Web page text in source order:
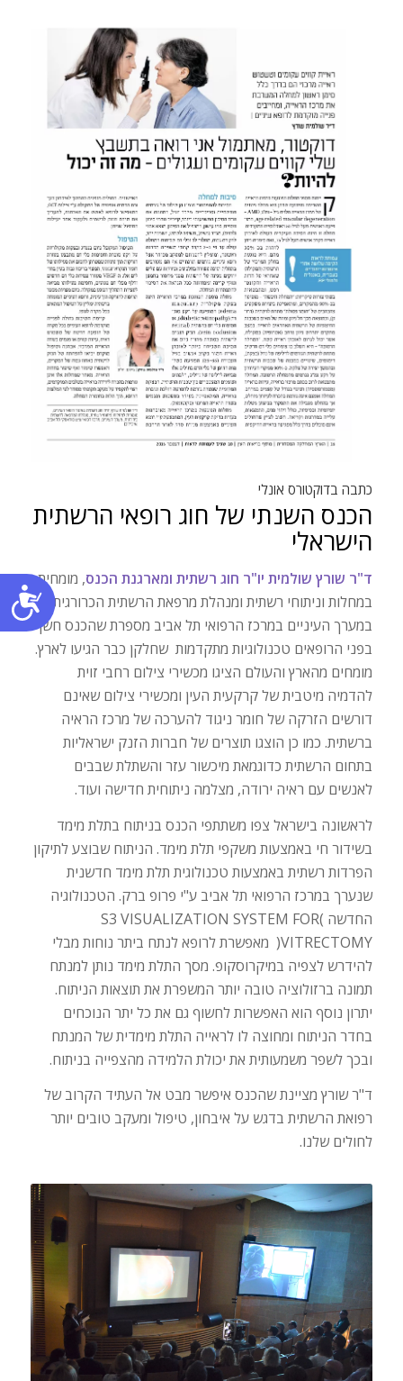
כתבה בדוקטורס אונלי
הכנס השנתי של חוג רופאי הרשתית
הישראלי
ד"ר שורץ שולמית יו"ר חוג רשתית ומארגנת הכנס, מומחית
במחלות וניתוחי רשתית ומנהלת מרפאת הרשתית הכרורגית
במערך העיניים במרכז הרפואי תל אביב מספרת שהכנס חשף
בפני הרופאים טכנולוגיות מתקדמות שחלקן כבר הגיעו לארץ.
מומחים מהארץ והעולם הציגו מכשירי צילום רחבי זוית
להדמיה מיטבית של קרקעית העין ומכשירי צילום שאינם
דורשים הזרקה של חומר ניגוד להערכה של מרכז הראיה
ברשתית. כמו כן הוצגו תוצרים של חברות הזנק ישראליות
בתחום הרשתית כדוגמאת מיכשור עזר והשתלת שבבים
לאנשים עם ראיה ירודה, מצלמה ניתוחית חדישה ועוד.
לראשונה בישראל צפו משתתפי הכנס בניתוח בתלת מימד
בשידור חי באמצעות משקפי תלת מימד. הניתוח שבוצע לתיקון
הפרדות רשתית באמצעות טכנולוגית תלת מימד חדשנית
שנערך במרכז הרפואי תל אביב ע"י פרופ ברק. הטכנולוגיה
החדשה )S3 VISUALIZATION SYSTEM FOR
VITRECTOMY( מאפשרת לרופא לנתח ביתר נוחות מבלי
להידרש לצפיה במיקרוסקופ. מסך התלת מימד נותן למנתח
תמונה ברזולוציה טובה יותר המשפרת את תוצאות הניתוח.
יתרון נוסף הוא האפשרות לחשוף גם את כל יתר הנוכחים
בחדר הניתוח ומחוצה לו לראייה התלת מימדית של המנתח
ובכך לשפר משמעותית את יכולת הלמידה מהצפייה בניתוח.
ד"ר שורץ מציינת שהכנס איפשר מבט אל העתיד הקרוב של
רפואת הרשתית בדגש על איבחון, טיפול ומעקב טובים יותר
לחולים שלנו.